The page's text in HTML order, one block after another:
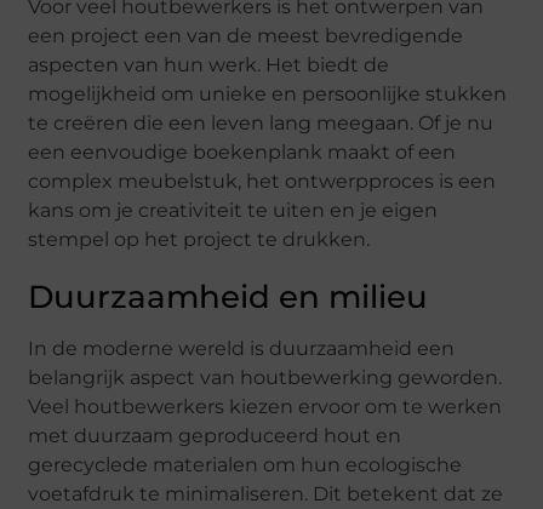
Voor veel houtbewerkers is het ontwerpen van
een project een van de meest bevredigende
aspecten van hun werk. Het biedt de
mogelijkheid om unieke en persoonlijke stukken
te creëren die een leven lang meegaan. Of je nu
een eenvoudige boekenplank maakt of een
complex meubelstuk, het ontwerpproces is een
kans om je creativiteit te uiten en je eigen
stempel op het project te drukken.
Duurzaamheid en milieu
In de moderne wereld is duurzaamheid een
belangrijk aspect van houtbewerking geworden.
Veel houtbewerkers kiezen ervoor om te werken
met duurzaam geproduceerd hout en
gerecyclede materialen om hun ecologische
voetafdruk te minimaliseren. Dit betekent dat ze